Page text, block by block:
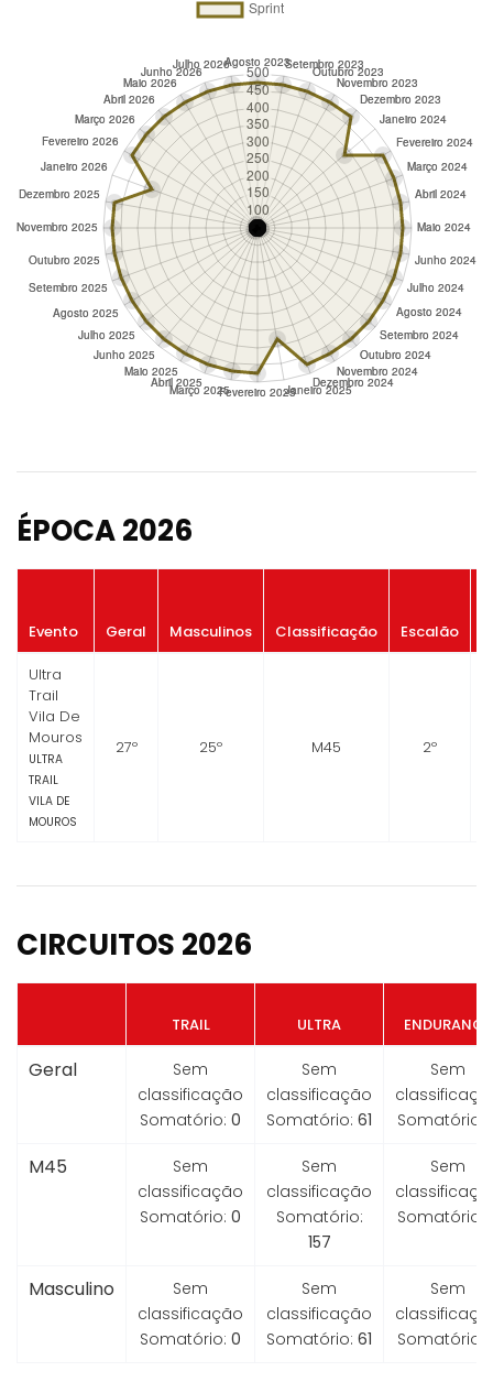
ÉPOCA 2026
Evento Geral Masculinos Classificação Escalão
Ultra
Trail
Vila De
Mouros
ULTRA
TRAIL
VILA DE
MOUROS
27º 25º M45 2º
CIRCUITOS 2026
TRAIL ULTRA ENDURANCE
Geral
Sem
classificação
Somatório: 0
Sem
classificação
Somatório: 61
Sem
Somatório:
M45
Sem
classificação
Somatório: 0
Sem
classificação
Somatório:
157
Sem
Somatório:
Masculino
Sem
classificação
Somatório: 0
Sem
classificação
Somatório: 61
Sem
Somatório: